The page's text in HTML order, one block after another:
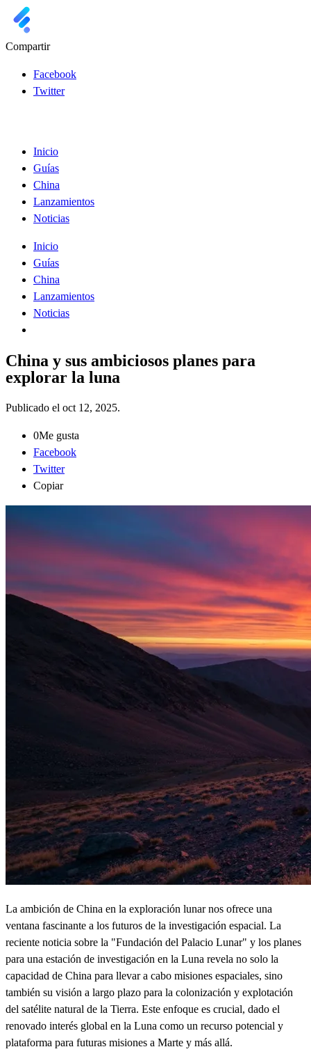
Compartir
Facebook
Twitter
Inicio
Guías
China
Lanzamientos
Noticias
Inicio
Guías
China
Lanzamientos
Noticias
China y sus ambiciosos planes para
explorar la luna
Publicado el oct 12, 2025.
0Me gusta
Facebook
Twitter
Copiar
La ambición de China en la exploración lunar nos ofrece una
ventana fascinante a los futuros de la investigación espacial. La
reciente noticia sobre la "Fundación del Palacio Lunar" y los planes
para una estación de investigación en la Luna revela no solo la
capacidad de China para llevar a cabo misiones espaciales, sino
también su visión a largo plazo para la colonización y explotación
del satélite natural de la Tierra. Este enfoque es crucial, dado el
renovado interés global en la Luna como un recurso potencial y
plataforma para futuras misiones a Marte y más allá.